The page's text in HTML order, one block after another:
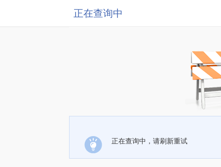
正在查询中
正在查询中，请刷新重试